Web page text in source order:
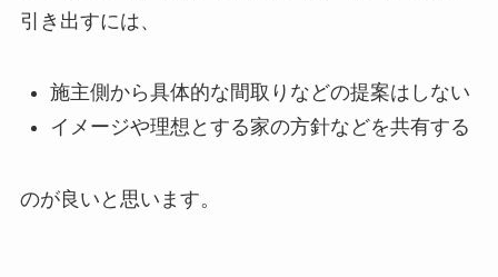
引き出すには、
施主側から具体的な間取りなどの提案はしない
イメージや理想とする家の方針などを共有する
のが良いと思います。